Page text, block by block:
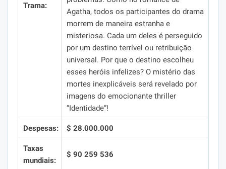
Trama:
Agatha, todos os participantes do drama
morrem de maneira estranha e
misteriosa. Cada um deles é perseguido
por um destino terrível ou retribuição
universal. Por que o destino escolheu
esses heróis infelizes? O mistério das
mortes inexplicáveis ​​será revelado por
imagens do emocionante thriller
“Identidade”!
Despesas: $ 28.000.000
Taxas
mundiais:
$ 90 259 536